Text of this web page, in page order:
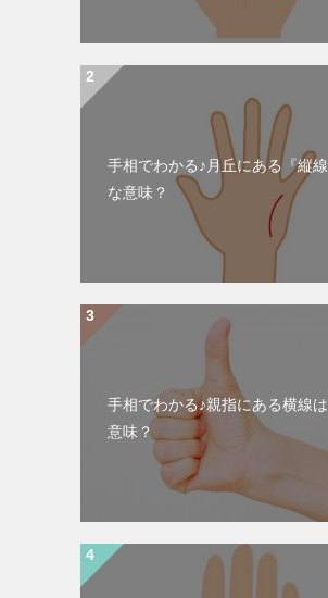
手相でわかる♪月丘にある『縦
な意味？
手相でわかる♪親指にある横線
意味？